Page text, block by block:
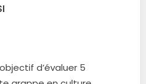
d’évaluer 5